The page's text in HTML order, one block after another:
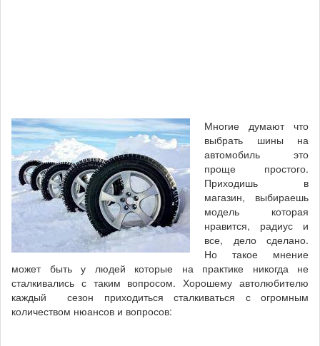
Многие думают что
выбрать шины на
автомобиль это
проще простого.
Приходишь в
магазин, выбираешь
модель которая
нравится, радиус и
все, дело сделано.
Но такое мнение
может быть у людей которые на практике никогда не
сталкивались с таким вопросом. Хорошему автолюбителю
каждый сезон приходиться сталкиваться с огромным
количеством нюансов и вопросов: